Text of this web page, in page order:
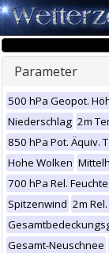
Parameter
500 hPa Geopot.
Niederschlag 2m
850 hPa Pot. Äquiv.
Hohe Wolken
700 hPa Rel. Feuchte
Spitzenwind 2m
Gesamt-Neuschnee